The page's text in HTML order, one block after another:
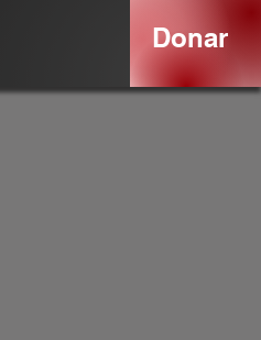
Donar